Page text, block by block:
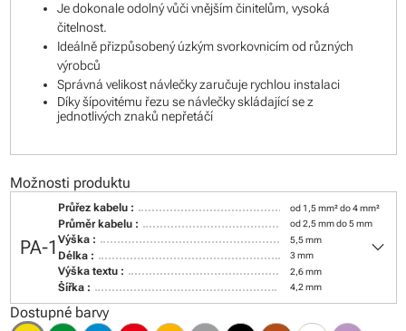
Je dokonale odolný vůči vnějším činitelům, vysoká
čitelnost.
Ideálně přizpůsobený úzkým svorkovnicím od různých
výrobců
Správná velikost návlečky zaručuje rychlou instalaci
Díky šípovitému řezu se návlečky skládající se z
jednotlivých znaků nepřetáčí
Možnosti produktu
PA-1
Průřez kabelu : od 1,5 mm² do 4 mm²
Průměr kabelu : od 2,5 mm do 5 mm
Výška : 5,5 mm
Délka : 3 mm
Výška textu : 2,6 mm
Šířka : 4,2 mm
keyboard_arrow_down
Dostupné barvy